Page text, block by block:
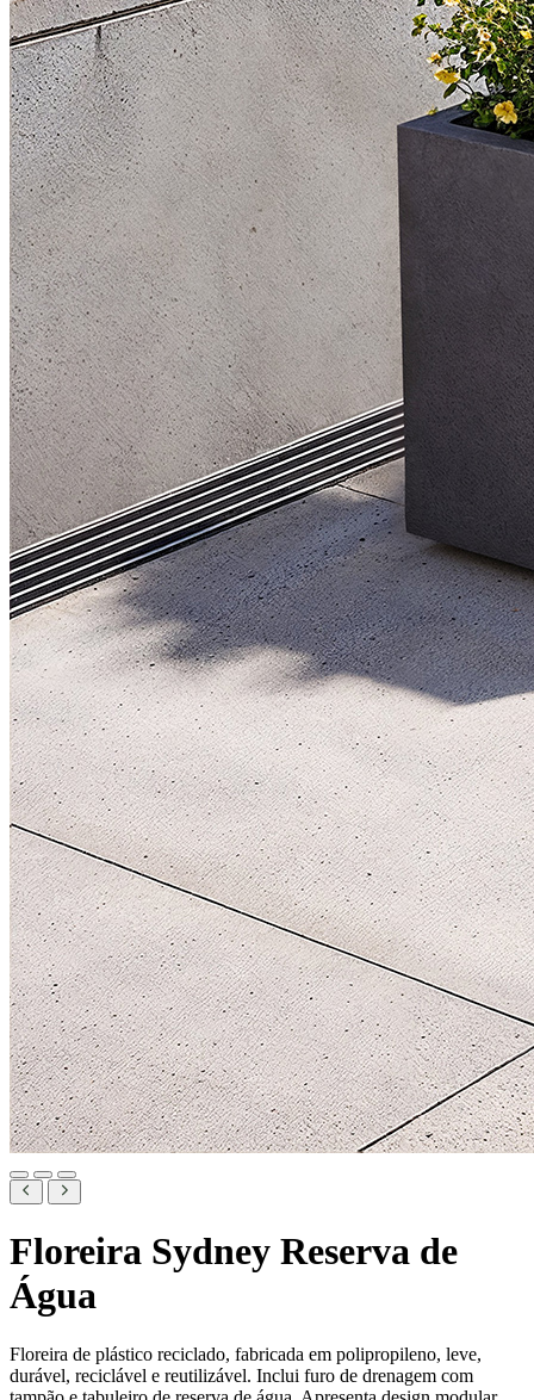
Floreira Sydney Reserva de
Água
Floreira de plástico reciclado, fabricada em polipropileno, leve,
durável, reciclável e reutilizável. Inclui furo de drenagem com